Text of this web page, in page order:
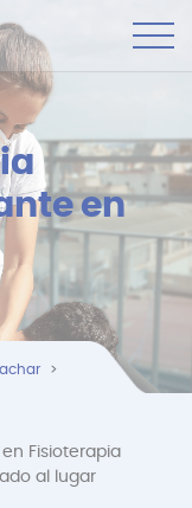
en
Fisioterapia
al lugar